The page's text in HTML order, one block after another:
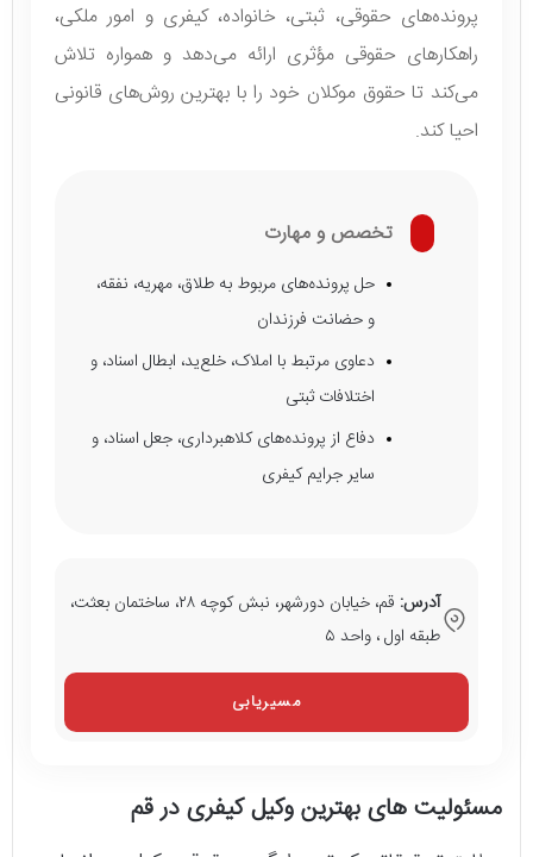
پرونده‌های حقوقی، ثبتی، خانواده، کیفری و امور ملکی،
راهکارهای حقوقی مؤثری ارائه می‌دهد و همواره تلاش
می‌کند تا حقوق موکلان خود را با بهترین روش‌های قانونی
احیا کند.
تخصص و مهارت
حل پرونده‌های مربوط به طلاق، مهریه، نفقه،
و حضانت فرزندان
دعاوی مرتبط با املاک، خلع‌ید، ابطال اسناد، و
اختلافات ثبتی
دفاع از پرونده‌های کلاهبرداری، جعل اسناد، و
سایر جرایم کیفری
آدرس:
قم، خیابان دورشهر، نبش کوچه ٢٨، ساختمان بعثت،
طبقه اول ، واحد ۵
مسیریابی
مسئولیت های بهترین وکیل کیفری در قم